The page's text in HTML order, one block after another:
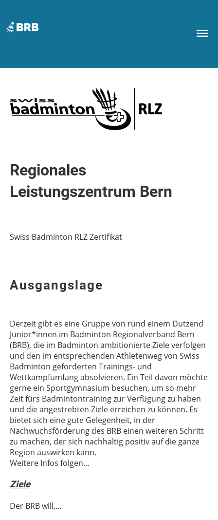
Regionales
Leistungszentrum Bern
Swiss Badminton RLZ Zertifikat
Ausgangslage
Derzeit gibt es eine Gruppe von rund einem Dutzend
Junior*innen im Badminton Regionalverband Bern
(BRB), die im Badminton ambitionierte Ziele verfolgen
und den im entsprechenden Athletenweg von Swiss
Badminton geforderten Trainings- und
Wettkampfumfang absolvieren. Ein Teil davon möchte
gerne ein Sportgymnasium besuchen, um so mehr
Zeit fürs Badmintontraining zur Verfügung zu haben
und die angestrebten Ziele erreichen zu können. Es
bietet sich eine gute Gelegenheit, in der
Nachwuchsförderung des BRB einen weiteren Schritt
zu machen, der sich nachhaltig positiv auf die ganze
Region auswirken kann.
Weitere Infos folgen…
Ziele
Der BRB will,…